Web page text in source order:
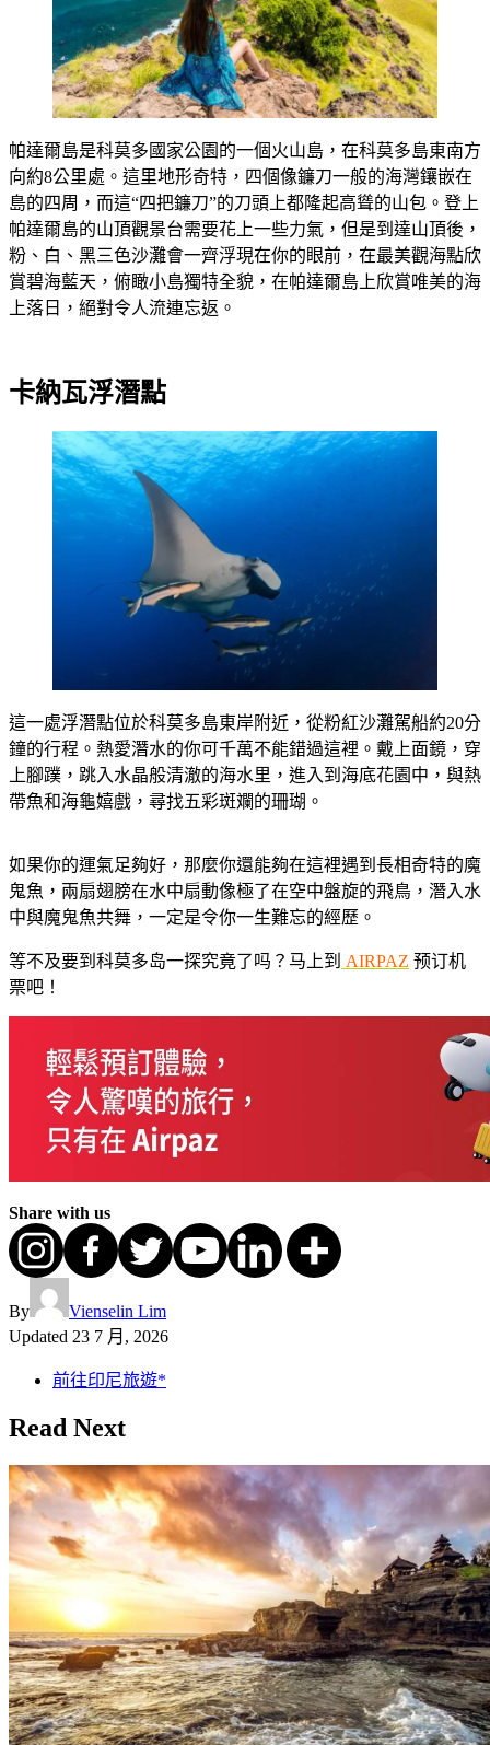
帕達爾島是科莫多國家公園的一個火山島，在科莫多島東南方
向約8公里處。這里地形奇特，四個像鐮刀一般的海灣鑲嵌在
島的四周，而這“四把鐮刀”的刀頭上都隆起高聳的山包。登上
帕達爾島的山頂觀景台需要花上一些力氣，但是到達山頂後，
粉、白、黑三色沙灘會一齊浮現在你的眼前，在最美觀海點欣
賞碧海藍天，俯瞰小島獨特全貌，在帕達爾島上欣賞唯美的海
上落日，絕對令人流連忘返。
卡納瓦浮潛點
這一處浮潛點位於科莫多島東岸附近，從粉紅沙灘駕船約20分
鐘的行程。熱愛潛水的你可千萬不能錯過這裡。戴上面鏡，穿
上腳蹼，跳入水晶般清澈的海水里，進入到海底花園中，與熱
帶魚和海龜嬉戲，尋找五彩斑斕的珊瑚。
如果你的運氣足夠好，那麼你還能夠在這裡遇到長相奇特的魔
鬼魚，兩扇翅膀在水中扇動像極了在空中盤旋的飛鳥，潛入水
中與魔鬼魚共舞，一定是令你一生難忘的經歷。
等不及要到科莫多岛一探究竟了吗？马上到 AIRPAZ 预订机
票吧！
Share with us
By
Vienselin Lim
Updated 23 7 月, 2026
前往印尼旅遊*
Read Next